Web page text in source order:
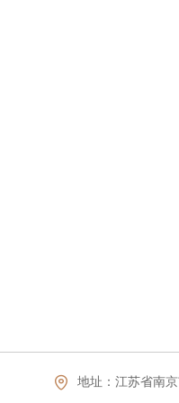
地址： 江苏省南